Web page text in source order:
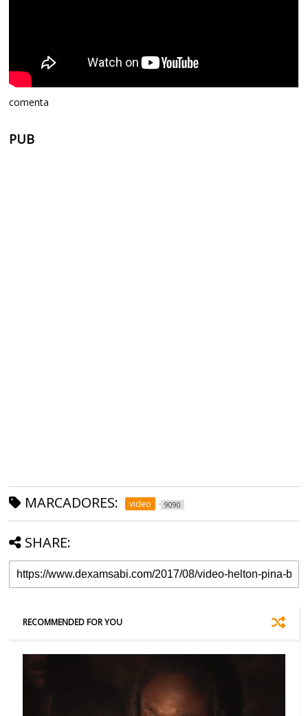
comenta
PUB
MARCADORES: video 9090
SHARE:
RECOMMENDED FOR YOU